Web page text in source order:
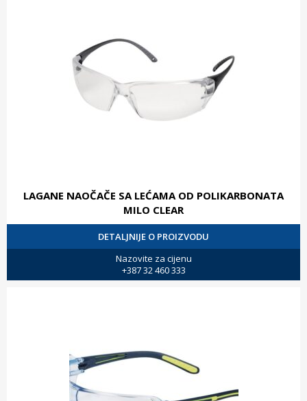
LAGANE NAOČAČE SA LEĆAMA OD POLIKARBONATA
MILO CLEAR
DETALJNIJE O PROIZVODU
Nazovite za cijenu
+387 32 460 333